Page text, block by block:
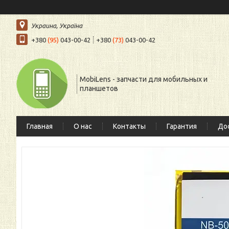
Украина, Україна
+380 (95)043-00-42 +380(73)043-00-42
MobiLens - запчасти для мобильных и
планшетов
Главная О нас Контакты Гарантия